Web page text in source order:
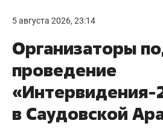
5 августа 2026, 23:14
Организаторы
проведение
«Интервидения-
в Саудовской